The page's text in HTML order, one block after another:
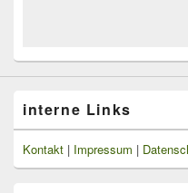
interne Links
Kontakt | Impressum |